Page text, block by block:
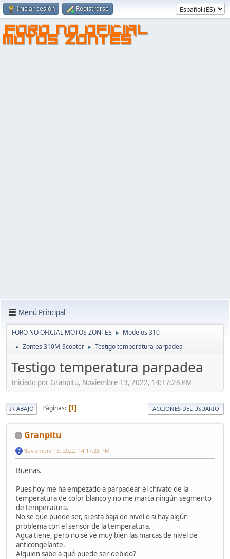
Iniciar sesión Registrarse
FORO NO OFICIAL
MOTOS ZONTES
Menú Principal
FORO NO OFICIAL MOTOS ZONTES ► Modelos 310
► Zontes 310M-Scooter ► Testigo temperatura parpadea
Testigo temperatura parpadea
Iniciado por Granpitu, Noviembre 13, 2022, 14:17:28 PM
IR ABAJO Páginas 1 ACCIONES DEL USUARIO
Granpitu
Noviembre 13, 2022, 14:17:28 PM
Buenas.
Pues hoy me ha empezado a parpadear el chivato de la
temperatura de color blanco y no me marca ningún segmento
de temperatura.
No se que puede ser, si esta baja de nivel o si hay algún
problema con el sensor de la temperatura.
Agua tiene, pero no se ve muy bien las marcas de nivel de
anticongelante.
Alguien sabe a qué puede ser debido?